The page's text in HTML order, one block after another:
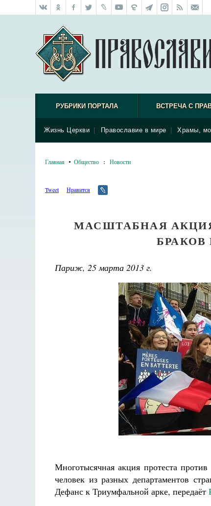
РУБРИКИ ПОРТАЛА ВСТРЕЧА С
Жизнь Церкви Православие в мире Храмы,
Главная Общество : Новости
Tweet Нравится
МАСШТАБНАЯ
Париж, 25 марта 2013 г.
Многотысячная акция протеста
человек из разных департаментов
Дефанс к Триумфальной арке, передаёт
Великомученик Георгий Победоносец. Научись у
святого